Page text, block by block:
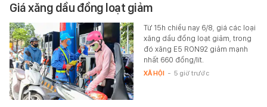
Giá xăng dầu đồng loạt giảm
Từ 15h chiều nay 6/8, giá các loại
xăng dầu đồng loạt giảm, trong
đó xăng E5 RON92 giảm mạnh
nhất 660 đồng/lít.
XÃ HỘI - 5 giờ trước